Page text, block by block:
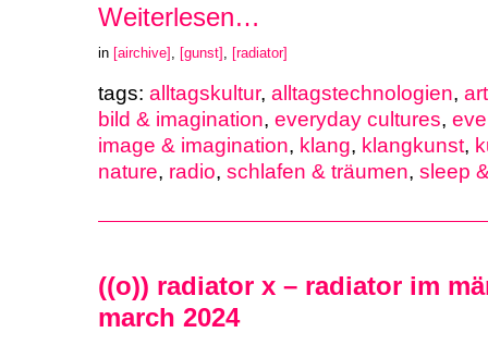
Weiterlesen…
in [airchive] [gunst] [radiator]
tags: alltagskultur, alltagstechnologien,
bild & imagination, everyday cultures,
image & imagination, klang, klangkunst,
nature, radio, schlafen & träumen, sleep
((o)) radiator x – radiator im
march 2024